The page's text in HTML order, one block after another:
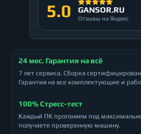
5.0 GANSOR.RU
Отзывы на Яндекс
24 мес. Гарантия на всё
7 лет сервиса. Сборка
Гарантия на все комплектующие и
100% Стресс-тест
Каждый ПК прогоняем под
получаете проверенную машину.